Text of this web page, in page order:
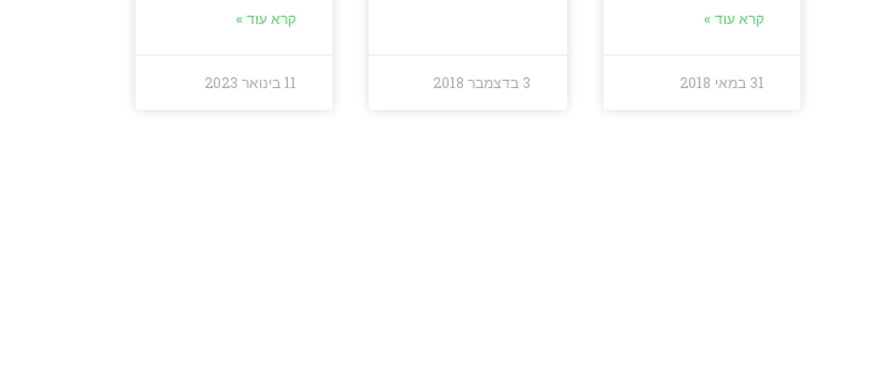
קרא עוד »
31 במאי 2018 3 בדצמבר 2018
קרא עוד »
11 בינואר 2023